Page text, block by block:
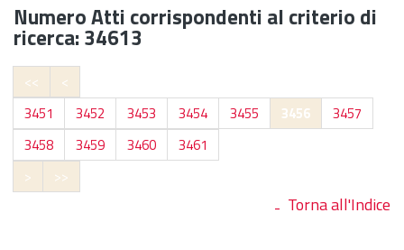
Numero Atti corrispondenti al criterio di
ricerca: 34613
<<
<
3451
3452 3453 3454 3455 3456
3457
3458
3459 3460
3461
>
>>
Torna all'Indice